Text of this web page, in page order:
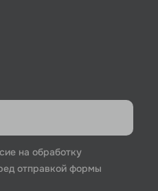
на обработку
отправкой формы